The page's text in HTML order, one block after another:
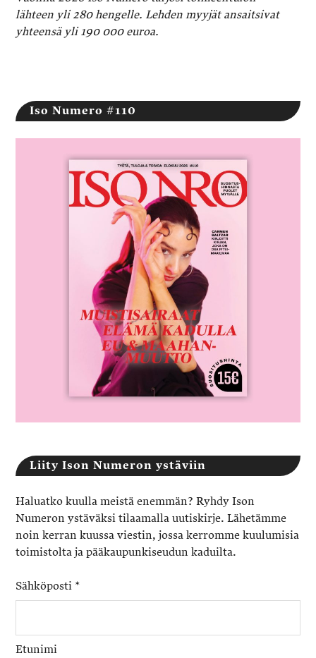
lähteen yli 280 hengelle. Lehden myyjät ansaitsivat
yhteensä yli 190 000 euroa.
Iso Numero #110
Liity Ison Numeron ystäviin
Haluatko kuulla meistä enemmän? Ryhdy Ison
Numeron ystäväksi tilaamalla uutiskirje. Lähetämme
noin kerran kuussa viestin, jossa kerromme kuulumisia
toimistolta ja pääkaupunkiseudun kaduilta.
Sähköposti *
Etunimi